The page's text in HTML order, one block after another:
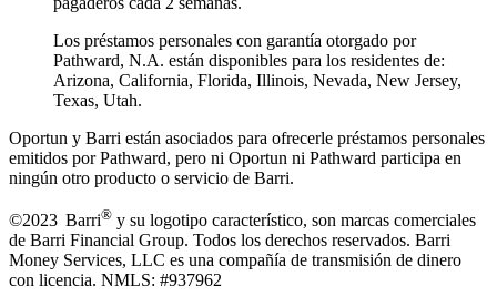
Los préstamos personales con garantía otorgado por
Pathward, N.A. están disponibles para los residentes de:
Arizona, California, Florida, Illinois, Nevada, New Jersey,
Texas, Utah.
Oportun y Barri están asociados para ofrecerle préstamos personales
emitidos por Pathward, pero ni Oportun ni Pathward participa en
ningún otro producto o servicio de Barri.
©2023 Barri® y su logotipo característico, son marcas comerciales
de Barri Financial Group. Todos los derechos reservados. Barri
Money Services, LLC es una compañía de transmisión de dinero
con licencia. NMLS: #937962